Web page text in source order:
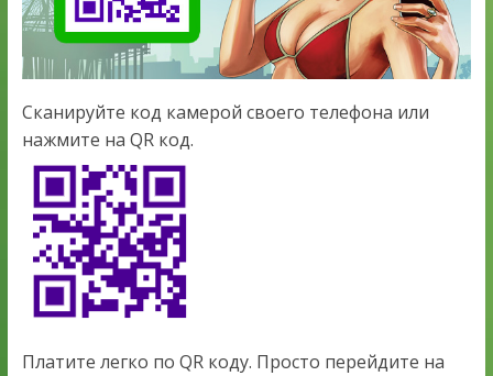
Сканируйте код камерой своего телефона или
нажмите на QR код.
Платите легко по QR коду. Просто перейдите на